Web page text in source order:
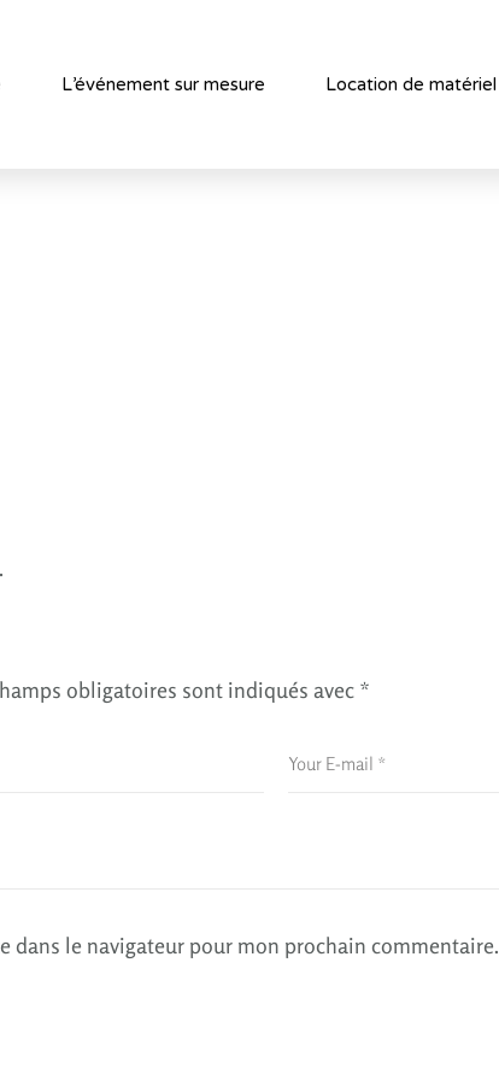
L’événement sur mesure Location de matériel
obligatoires sont indiqués avec *
dans le navigateur pour mon prochain commentaire.